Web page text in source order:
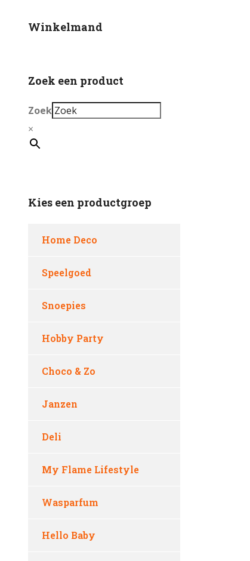
Winkelmand
Zoek een product
Zoek
×
Kies een productgroep
Home Deco
Speelgoed
Snoepies
Hobby Party
Choco & Zo
Janzen
Deli
My Flame Lifestyle
Wasparfum
Hello Baby